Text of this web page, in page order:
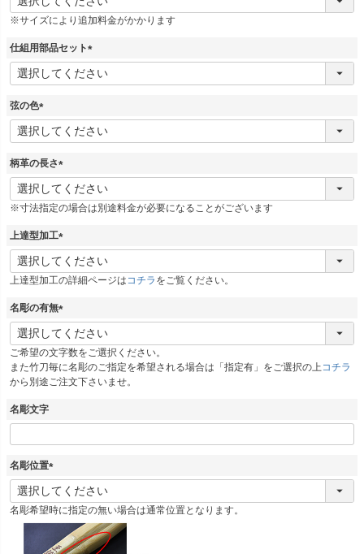
必
須
※サイズにより追加料金がかかります
仕組用部品セット
(
必
弦の色
(
必
)
柄革の長さ
(
必
須
※寸法指定の場合は別途料金が必要になることがございます
上達型加工
(
必
須
上達型加工の詳細ページは コチラ をご覧ください。
名彫の有無
(
必
須
)
ご希望の文字数をご選択ください。
また竹刀毎に名彫のご指定を希望される場合は「指定有」をご選択の上 コチラ
から別途ご注文下さいませ。
名彫文字
名彫位置
(
必
須
)
名彫希望時に指定の無い場合は通常位置となります。